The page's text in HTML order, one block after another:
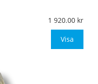
halkfritt
mått upp till 0,16m
1 920.00
Visa